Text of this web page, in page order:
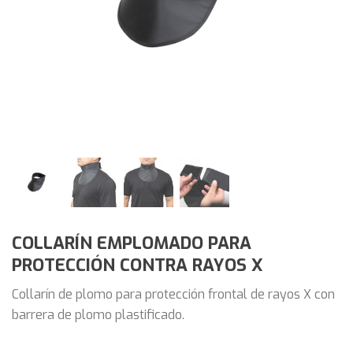
COLLARÍN EMPLOMADO PARA
PROTECCIÓN CONTRA RAYOS X
Collarín de plomo para protección frontal de rayos X con
barrera de plomo plastificado.